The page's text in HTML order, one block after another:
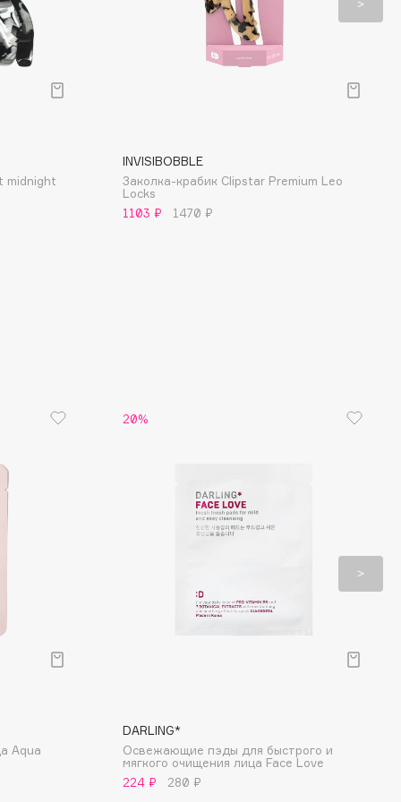
midnight
INVISIBOBBLE
Заколка-крабик Clipstar Premium Leo
Locks
1103 ₽
1470 ₽
Aqua
20%
DARLING*
Освежающие пэды для быстрого и
мягкого очищения лица Face Love
224 ₽
280 ₽